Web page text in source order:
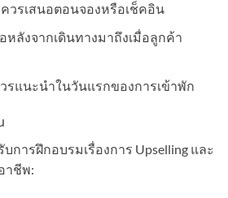
วรเสนอตอนจองหรือเช็คอิน
หลังจากเดินทางมาถึงเมื่อลูกค้า
รแนะนำในวันแรกของการเข้าพัก
ารฝึกอบรมเรื่องการ Upselling และ
าชีพ: